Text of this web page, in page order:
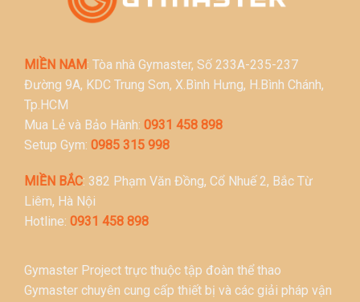
MIỀN NAM: Tòa nhà Gymaster, Số 233A-235-237
Đường 9A, KDC Trung Sơn, X.Bình Hưng, H.Bình Chánh,
Tp.HCM
Mua Lẻ và Bảo Hành: 0931 458 898
Setup Gym: 0985 315 998
MIỀN BẮC: 382 Phạm Văn Đồng, Cổ Nhuế 2, Bắc Từ
Liêm, Hà Nội
Hotline: 0931 458 898
Gymaster Project trực thuộc tập đoàn thể thao
Gymaster chuyên cung cấp thiết bị và các giải pháp vận